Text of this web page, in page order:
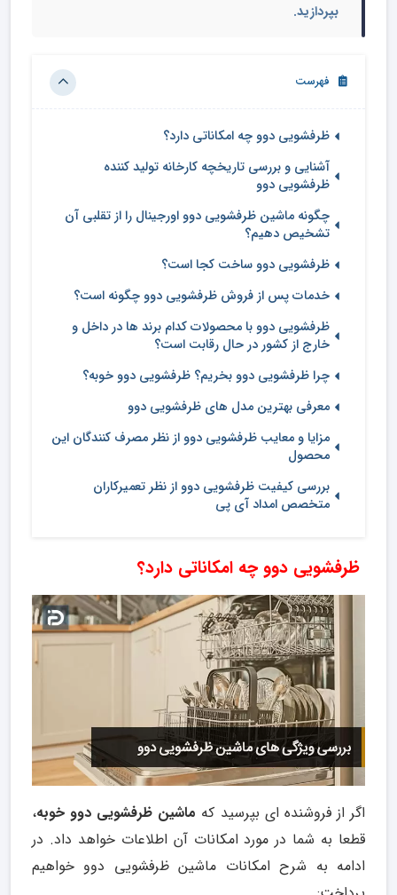
بپردازید.
فهرست
ظرفشویی دوو چه امکاناتی دارد؟
آشنایی و بررسی تاریخچه کارخانه تولید کننده
ظرفشویی دوو
چگونه ماشین ظرفشویی دوو اورجینال را از تقلبی آن
تشخیص دهیم؟
ظرفشویی دوو ساخت کجا است؟
خدمات پس از فروش ظرفشویی دوو چگونه است؟
ظرفشویی دوو با محصولات کدام برند ها در داخل و
خارج از کشور در حال رقابت است؟
چرا ظرفشویی دوو بخریم؟ ظرفشویی دوو خوبه؟
معرفی بهترین مدل های ظرفشویی دوو
مزایا و معایب ظرفشویی دوو از نظر مصرف کنندگان این
محصول
بررسی کیفیت ظرفشویی دوو از نظر تعمیرکاران
متخصص امداد آی پی
ظرفشویی دوو چه امکاناتی دارد؟
اگر از فروشنده ای بپرسید که ماشین ظرفشویی دوو خوبه،
قطعا به شما در مورد امکانات آن اطلاعات خواهد داد. در
ادامه به شرح امکانات ماشین ظرفشویی دوو خواهیم